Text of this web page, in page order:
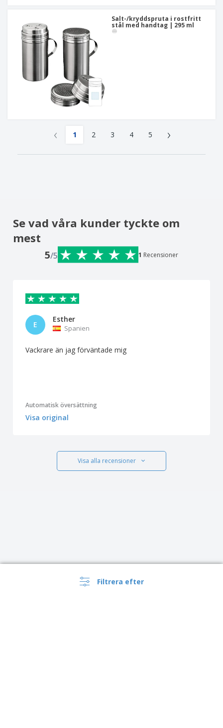
Filtrera efter
Salt-/kryddspruta i rostfritt
stål med handtag | 295 ml
‹ 1 2 3 4 5 ›
Se vad våra kunder tyckte om
mest
5/5 1 Recensioner
E
Esther
Spanien
Vackrare än jag förväntade mig
Automatisk översättning
Visa original
Visa alla recensioner